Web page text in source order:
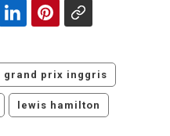
grand prix inggris
lewis hamilton